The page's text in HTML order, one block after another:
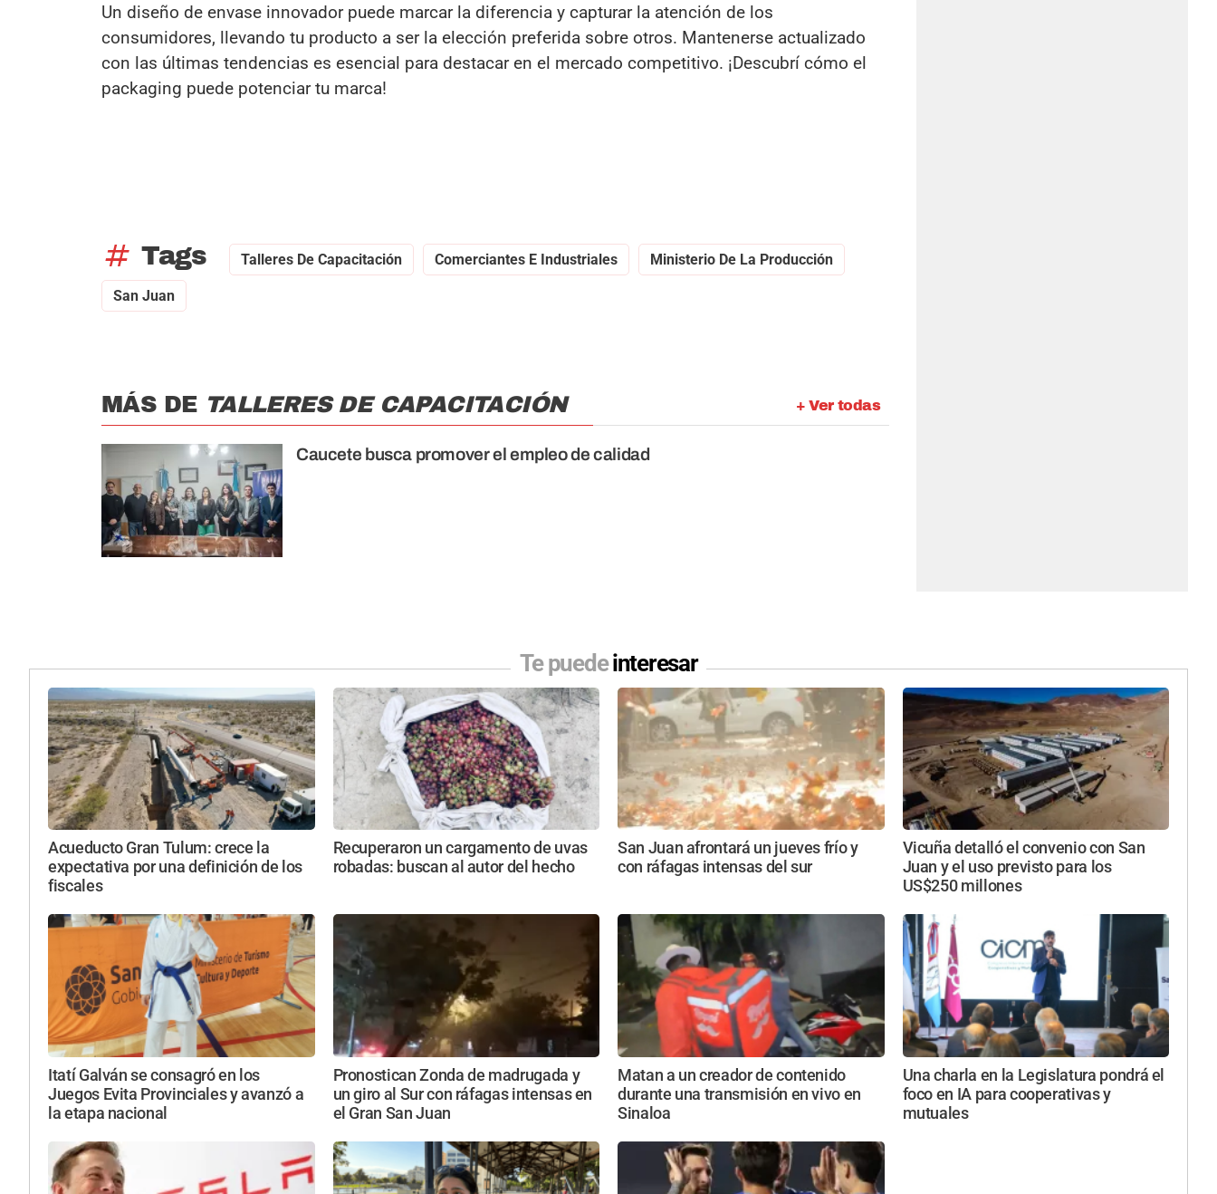
Un diseño de envase innovador puede marcar la diferencia y capturar la atención de los
consumidores, llevando tu producto a ser la elección preferida sobre otros. Mantenerse actualizado
con las últimas tendencias es esencial para destacar en el mercado competitivo. ¡Descubrí cómo el
packaging puede potenciar tu marca!
tag Tags Talleres De Capacitación Comerciantes E Industriales Ministerio De La Producción
San Juan
+ Ver todas
MÁS DE TALLERES DE CAPACITACIÓN
Caucete busca promover el empleo de calidad
Te puedeinteresar
Acueducto Gran Tulum: crece la
expectativa por una definición de los
fiscales
Recuperaron un cargamento de uvas
robadas: buscan al autor del hecho
San Juan afrontará un jueves frío y
con ráfagas intensas del sur
Vicuña detalló el convenio con San
Juan y el uso previsto para los
US$250 millones
Itatí Galván se consagró en los
Juegos Evita Provinciales y avanzó a
la etapa nacional
Pronostican Zonda de madrugada y
un giro al Sur con ráfagas intensas en
el Gran San Juan
Matan a un creador de contenido
durante una transmisión en vivo en
Sinaloa
Una charla en la Legislatura pondrá el
foco en IA para cooperativas y
mutuales